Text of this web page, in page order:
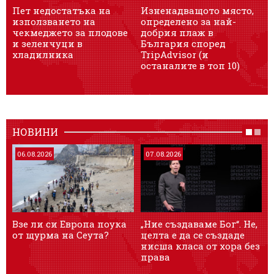
Пет недостатъка на
използването на
чекмеджето за плодове
и зеленчуци в
хладилника
Изненадващото място,
определено за най-
добрия плаж в
България според
TripAdvisor (и
останалите в топ 10)
НОВИНИ
06.08.2026
Взе ли си Европа поука
от щурма на Сеута?
07.08.2026
„Ние създаваме Бог“. Не,
целта е да се създаде
нисша класа от хора без
права